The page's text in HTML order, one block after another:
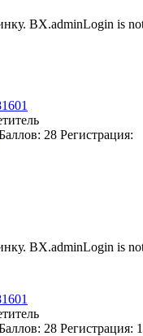
BX.adminLogin is
28 Регистрация:
BX.adminLogin is
28 Регистрация: